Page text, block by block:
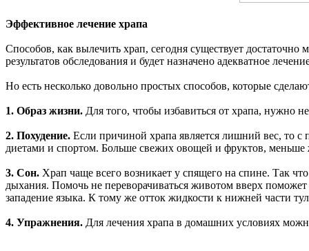
Эффективное лечение храпа
Способов, как вылечить храп, сегодня существует
результатов обследования и будет назначено адекватное
Но есть несколько довольно простых способов, которые
1. Образ жизни. Для того, чтобы избавиться от храпа, нужно
2. Похудение. Если причиной храпа является лишний вес, то с
диетами и спортом. Больше свежих овощей и фруктов,
3. Сон. Храп чаще всего возникает у спящего на спине. Так
дыхания. Помочь не переворачиваться животом вверх
западение языка. К тому же отток жидкости к нижней части
4. Упражнения. Для лечения храпа в домашних условиях